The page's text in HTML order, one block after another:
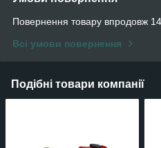
Повернення товару впродовж
Всі умови повернення
Подібні товари компанії